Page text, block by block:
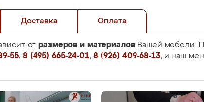
Доставка Оплата
от размеров и материалов Вашей мебели.
55, 8 (495) 665-24-01, 8 (926) 409-68-13, и наш